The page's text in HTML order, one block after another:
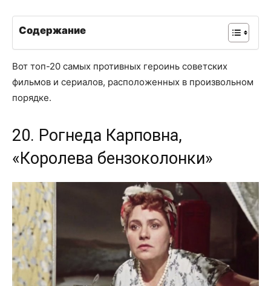
Содержание
Вот топ-20 самых противных героинь советских
фильмов и сериалов, расположенных в произвольном
порядке.
20. Рогнеда Карповна,
«Королева бензоколонки»